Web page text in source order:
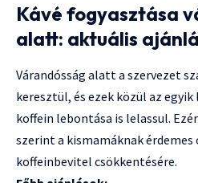
Kávé fogyasztása
alatt: aktuális
Várandósság alatt a szervezet
keresztül, és ezek közül az
koffein lebontása is lelassul.
szerint a kismamáknak érdemes
koffeinbevitel csökkentésére.